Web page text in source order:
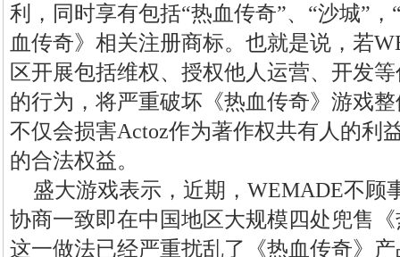
利，同时享有包括“热血传奇”、“沙城”
血传奇》相关注册商标。也就是说，若
区开展包括维权、授权他人运营、开发
的行为，将严重破坏《热血传奇》游戏
不仅会损害Actoz作为著作权共有人的利
的合法权益。
盛大游戏表示，近期，WEMADE不顾
协商一致即在中国地区大规模四处兜售
这一做法已经严重扰乱了《热血传奇》